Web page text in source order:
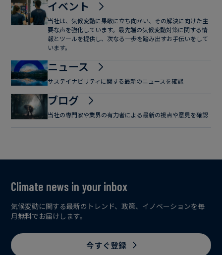
イベント
当社は、気候変動に果敢に立ち向かい、その解決に向けた主
要な声を強化しています。最先端の気候変動対策に関する情
報とツールを提供し、次なる一歩を踏み出すお手伝いをして
います。
ニュース
サステイナビリティに関する最新のニュースを確認
ブログ
当社の専門家や業界の有力者による最新の視点や意見を確認
Climate news in your inbox
気候変動に関する最新のトレンド、政策、イノベーションを毎
月無料でお届けします。
今すぐ登録